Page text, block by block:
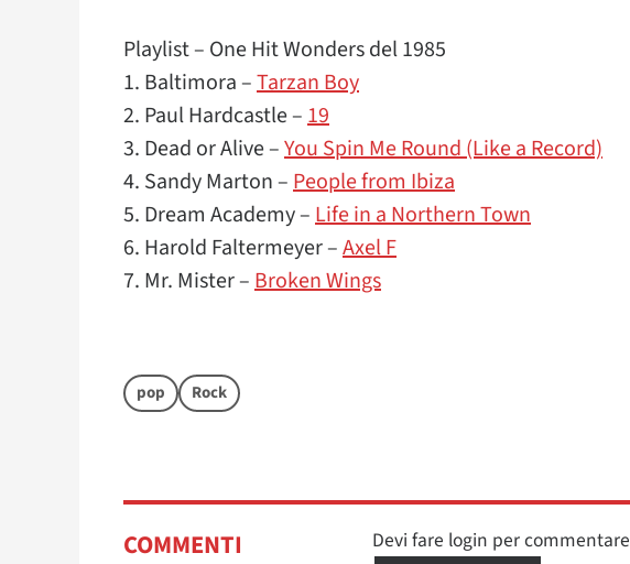
Playlist – One Hit Wonders del 1985
1. Baltimora –Tarzan Boy
2. Paul Hardcastle –19
3. Dead or Alive –You Spin Me Round (Like a Record)
4. Sandy Marton –People from Ibiza
5. Dream Academy –Life in a Northern Town
6. Harold Faltermeyer –Axel F
7. Mr. Mister –Broken Wings
pop Rock
COMMENTI Devi fare login per commentare